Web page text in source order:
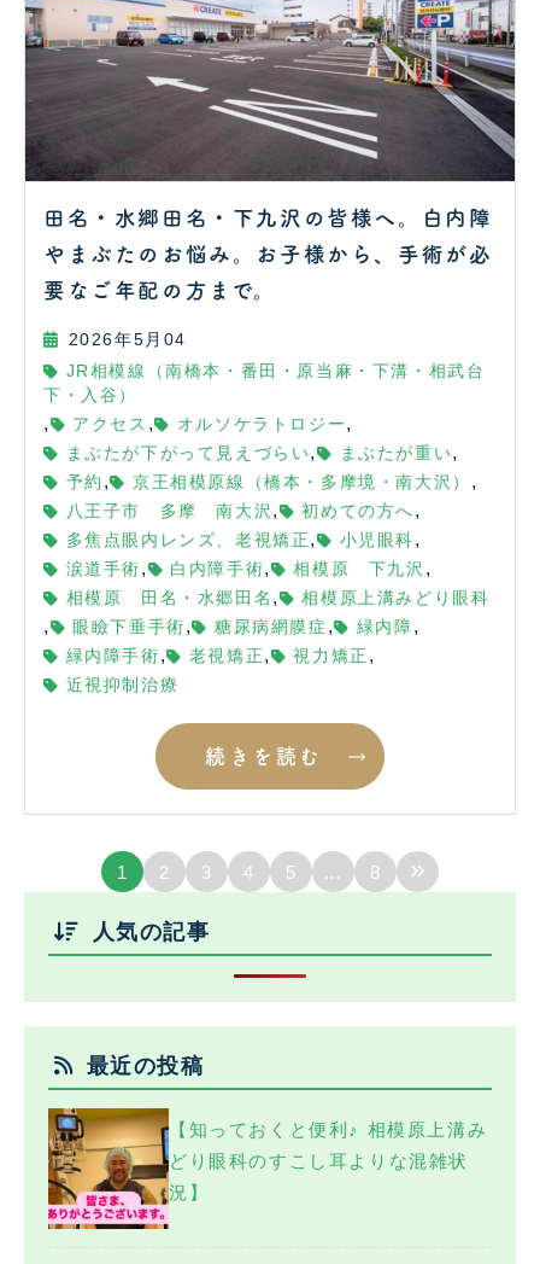
田名・水郷田名・下九沢の皆様へ。白内障
やまぶたのお悩み。お子様から、手術が必
要なご年配の方まで。
2026年5月04
JR相模線（南橋本・番田・原当麻・下溝・相武台
下・入谷）
, アクセス , オルソケラトロジー ,
まぶたが下がって見えづらい, まぶたが重い,
予約 , 京王相模原線（橋本・多摩境・南大沢） ,
八王子市 多摩 南大沢 , 初めての方へ ,
多焦点眼内レンズ、老視矯正 , 小児眼科 ,
涙道手術 , 白内障手術, 相模原 下九沢 ,
相模原 田名・水郷田名 , 相模原上溝みどり眼科
, 眼瞼下垂手術 , 糖尿病網膜症 , 緑内障 ,
緑内障手術 , 老視矯正 , 視力矯正 ,
近視抑制治療
続きを読む
1 2 3 4 5 … 8 »
人気の記事
最近の投稿
【知っておくと便利♪ 相模原上溝み
どり眼科のすこし耳よりな混雑状
況】